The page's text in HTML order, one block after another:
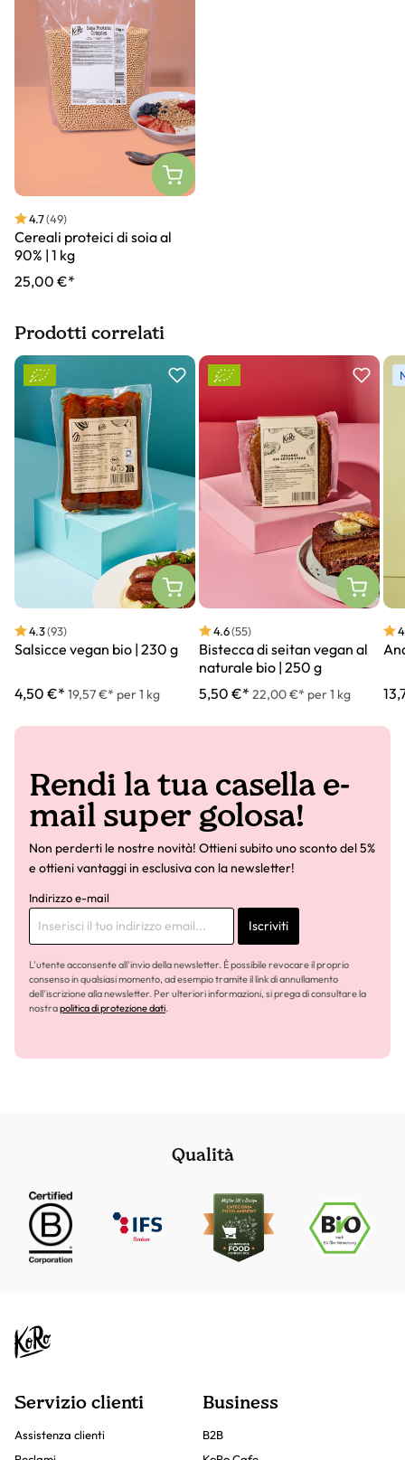
4.7(49)
Cereali proteici di soia al
90% | 1 kg
25,00 €*
Prodotti correlati
Slider prodotto
4.3(93)
Salsicce vegan bio | 230 g
4,50 €* 19,57 €* per 1 kg
4.6(55)
Bistecca di seitan vegan al
naturale bio | 250 g
5,50 €* 22,00 €* per 1 kg
Rendi la tua casella e-
mail super golosa!
Non perderti le nostre novità! Ottieni subito uno sconto del 5%
e ottieni vantaggi in esclusiva con la newsletter!
Indirizzo e-mail
Iscriviti
L'utente acconsente all'invio della newsletter. È possibile revocare il proprio
consenso in qualsiasi momento, ad esempio tramite il link di annullamento
dell'iscrizione alla newsletter. Per ulteriori informazioni, si prega di consultare la
nostrapolitica di protezione dati.
Qualità
Servizio clienti
Assistenza clienti
Business
B2B